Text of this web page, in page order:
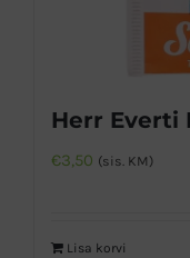
Herr Everti
€3,50 (sis. KM)
Lisa korvi